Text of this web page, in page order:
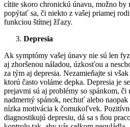
cítite skoro chronickú únavu, možno by
popýtať sa, či niekto z vašej priamej
funkciou štítnej žľazy.
Depresia
Ak symptómy vašej únavy nie sú len
aj zhoršenou náladou, úzkosťou a
za tým aj depresia. Nezamieňajte si
ktorú často voláme depka. Depresia je
prejavmi sú aj problémy so spánkom, či
nadmerný spánok, nechuť alebo
nízka motivácia k čomukoľvek.
diagnostikujú depresiu, dá sa s ňou